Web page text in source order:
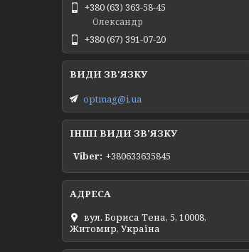
+380 (63) 363-58-45
Олександр
+380 (67) 391-07-20
optmag@i.ua
ІНШІ ВИДИ ЗВ'ЯЗКУ
Viber +380633635845
вул. Бориса Тена, 5, 10008,
Житомир, Україна